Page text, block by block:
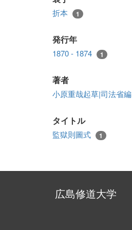
折本 1
発行年
1870 - 1874 1
著者
小原重哉起草|司法省編
タイトル
監獄則圖式 1
広島修道大学